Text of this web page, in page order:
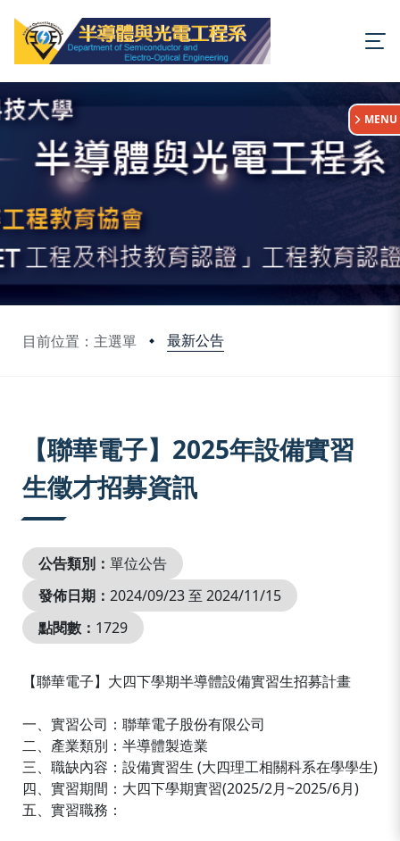
目前位置：主選單 最新公告
:::
MENU
【聯華電子】2025年設備實習
生徵才招募資訊
公告類別： 單位公告
發佈日期： 2024/09/23 至 2024/11/15
點閱數： 1729
【聯華電子】大四下學期半導體設備實習生招募計畫
一、實習公司：聯華電子股份有限公司
二、產業類別：半導體製造業
三、職缺內容：設備實習生 (大四理工相關科系在學學生)
四、實習期間：大四下學期實習(2025/2月~2025/6月)
五、實習職務：